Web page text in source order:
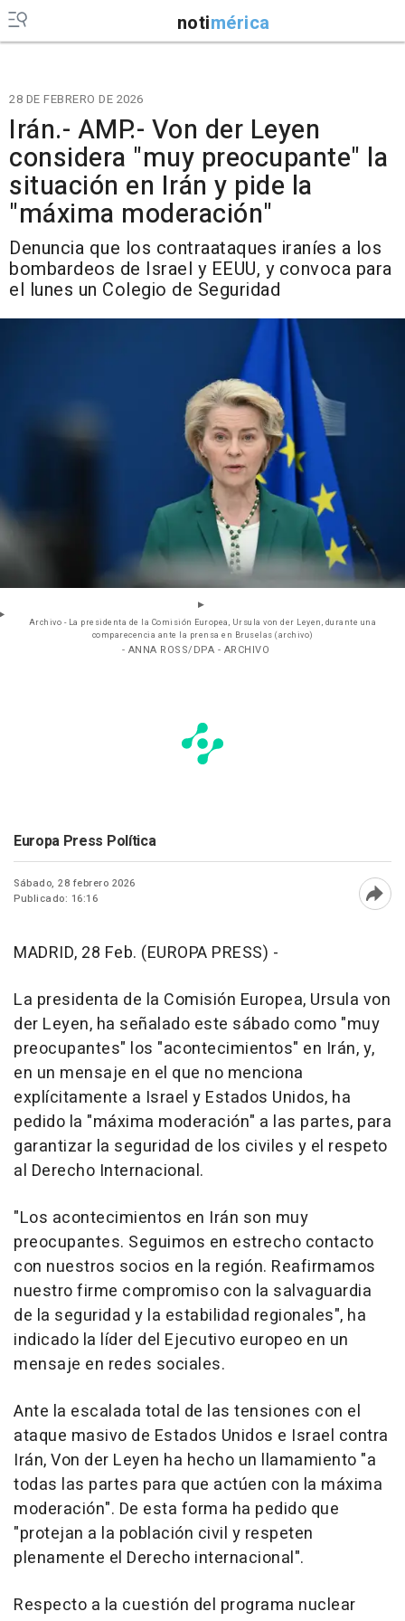
notimérica
28 DE FEBRERO DE 2026
Irán.- AMP.- Von der Leyen
considera "muy preocupante" la
situación en Irán y pide la
"máxima moderación"
Denuncia que los contraataques iraníes a los
bombardeos de Israel y EEUU, y convoca para
el lunes un Colegio de Seguridad
Archivo - La presidenta de la Comisión Europea, Ursula von der Leyen, durante una
comparecencia ante la prensa en Bruselas (archivo)
- ANNA ROSS/DPA - ARCHIVO
Europa Press Política
Sábado, 28 febrero 2026
Publicado: 16:16
MADRID, 28 Feb. (EUROPA PRESS) -
La presidenta de la Comisión Europea, Ursula von
der Leyen, ha señalado este sábado como "muy
preocupantes" los "acontecimientos" en Irán, y,
en un mensaje en el que no menciona
explícitamente a Israel y Estados Unidos, ha
pedido la "máxima moderación" a las partes, para
garantizar la seguridad de los civiles y el respeto
al Derecho Internacional.
"Los acontecimientos en Irán son muy
preocupantes. Seguimos en estrecho contacto
con nuestros socios en la región. Reafirmamos
nuestro firme compromiso con la salvaguardia
de la seguridad y la estabilidad regionales", ha
indicado la líder del Ejecutivo europeo en un
mensaje en redes sociales.
Ante la escalada total de las tensiones con el
ataque masivo de Estados Unidos e Israel contra
Irán, Von der Leyen ha hecho un llamamiento "a
todas las partes para que actúen con la máxima
moderación". De esta forma ha pedido que
"protejan a la población civil y respeten
plenamente el Derecho internacional".
Respecto a la cuestión del programa nuclear